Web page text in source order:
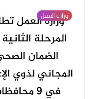
وزارة العمل